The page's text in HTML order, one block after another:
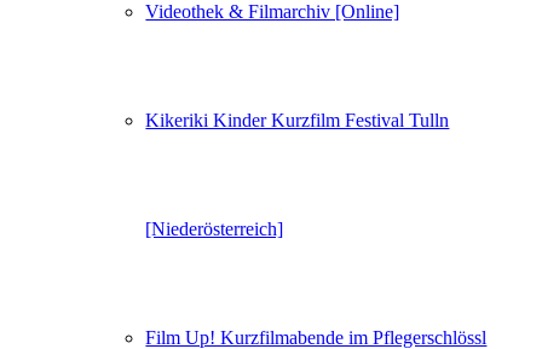
Videothek & Filmarchiv [Online]
Kikeriki Kinder Kurzfilm Festival Tulln
[Niederösterreich]
Film Up! Kurzfilmabende im Pflegerschlössl